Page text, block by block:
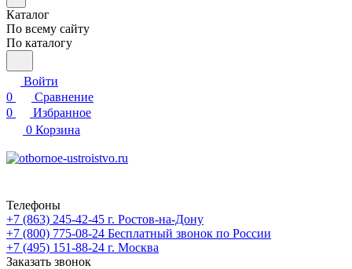
Каталог
По всему сайту
По каталогу
Войти
0
Сравнение
0
Избранное
0 Корзина
Телефоны
+7 (863) 245-42-45 г. Ростов-на-Дону
+7 (800) 775-08-24 Бесплатный звонок по России
+7 (495) 151-88-24 г. Москва
Заказать звонок